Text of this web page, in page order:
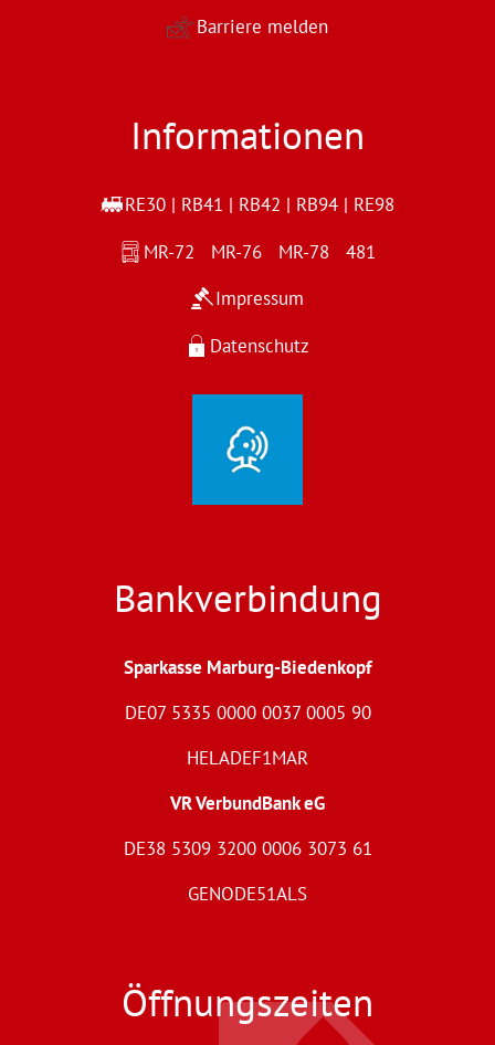
Barriere melden
Informationen
RE30 | RB41 | RB42 | RB94 | RE98
MR-72 MR-76 MR-78 481
Impressum
Datenschutz
Bankverbindung
Sparkasse Marburg-Biedenkopf
DE07 5335 0000 0037 0005 90
HELADEF1MAR
VR VerbundBank eG
DE38 5309 3200 0006 3073 61
GENODE51ALS
Öffnungszeiten